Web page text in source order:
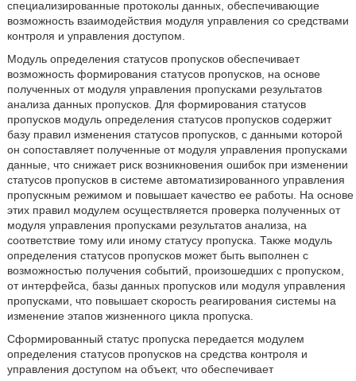
специализированные протоколы данных, обеспечивающие
возможность взаимодействия модуля управления со средствами
контроля и управления доступом.
Модуль определения статусов пропусков обеспечивает
возможность формирования статусов пропусков, на основе
полученных от модуля управления пропусками результатов
анализа данных пропусков. Для формирования статусов
пропусков модуль определения статусов пропусков содержит
базу правил изменения статусов пропусков, с данными которой
он сопоставляет полученные от модуля управления пропусками
данные, что снижает риск возникновения ошибок при изменении
статусов пропусков в системе автоматизированного управления
пропускным режимом и повышает качество ее работы. На основе
этих правил модулем осуществляется проверка полученных от
модуля управления пропусками результатов анализа, на
соответствие тому или иному статусу пропуска. Также модуль
определения статусов пропусков может быть выполнен с
возможностью получения событий, произошедших с пропуском,
от интерфейса, базы данных пропусков или модуля управления
пропусками, что повышает скорость реагирования системы на
изменение этапов жизненного цикла пропуска.
Сформированный статус пропуска передается модулем
определения статусов пропусков на средства контроля и
управления доступом на объект, что обеспечивает